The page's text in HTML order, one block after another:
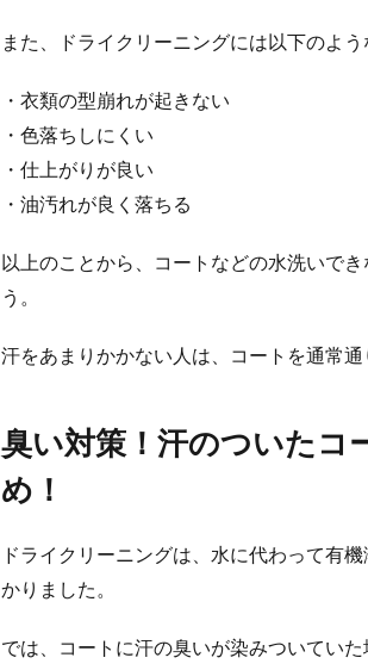
また、ドライクリーニングには以下のよう
・衣類の型崩れが起きない
・色落ちしにくい
・仕上がりが良い
・油汚れが良く落ちる
以上のことから、コートなどの水洗いで
う。
汗をあまりかかない人は、コートを通常
臭い対策！汗のついたコ
め！
ドライクリーニングは、水に代わって有
かりました。
では、コートに汗の臭いが染みついてい